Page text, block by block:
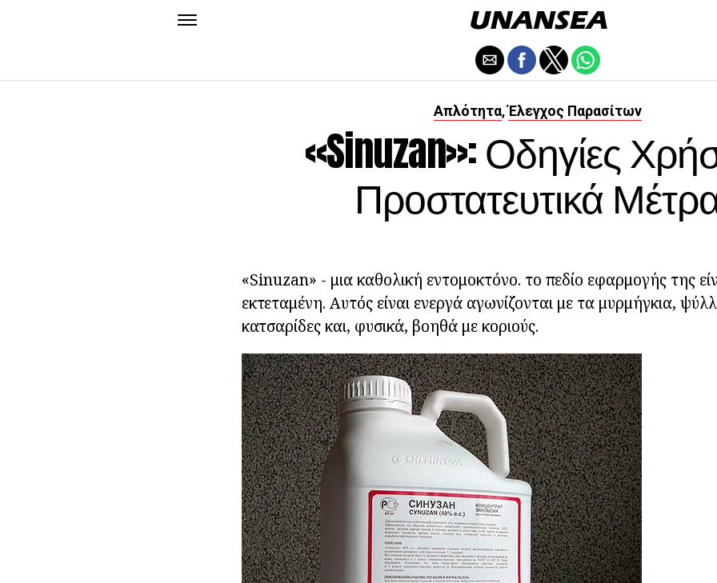
Απλότητα, Έλεγχος Παρασίτων
«Sinuzan»: Οδηγίες
Προστατευτικά
«Sinuzan» - μια καθολική εντομοκτόνο. το πεδίο εφαρμογής της
εκτεταμένη. Αυτός είναι ενεργά αγωνίζονται με τα μυρμήγκια,
κατσαρίδες και, φυσικά, βοηθά με κοριούς.